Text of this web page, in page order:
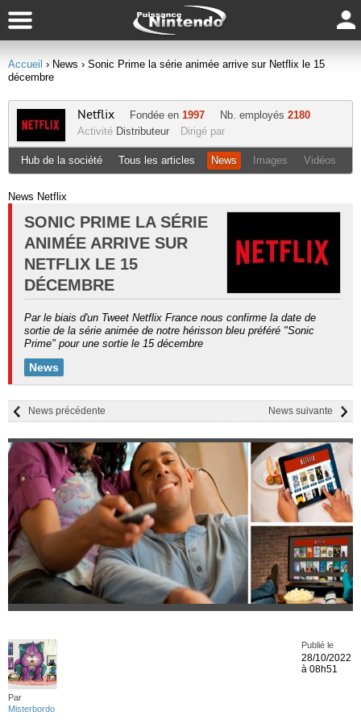
Accueil › News › Sonic Prime la série animée arrive sur Netflix le 15
décembre
Netflix Fondée en 1997 Nb. employés 2180
Activité Distributeur Dirigé par
Hub de la société Tous les articles News Images Vidéos
News Netflix
SONIC PRIME LA SÉRIE
ANIMÉE ARRIVE SUR
NETFLIX LE 15
DÉCEMBRE
Par le biais d'un Tweet Netflix France nous confirme la date de
sortie de la série animée de notre hérisson bleu préféré "Sonic
Prime" pour une sortie le 15 décembre
News
News suivante
News précédente
Par
Misterbordo
Publié le
28/10/2022
à 08h51